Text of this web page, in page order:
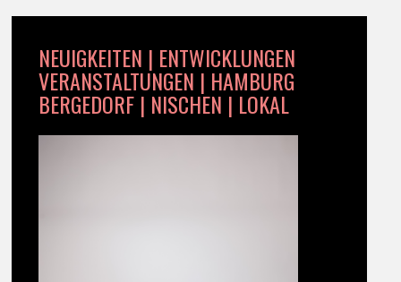
NEUIGKEITEN | ENTWICKLUNGEN
VERANSTALTUNGEN | HAMBURG
BERGEDORF | NISCHEN | LOKAL